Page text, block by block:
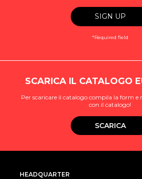
*Required field
SCARICA IL CATALOGO
Per scaricare il catalogo compila la form e
con il catalogo!
SCARICA
HEADQUARTER